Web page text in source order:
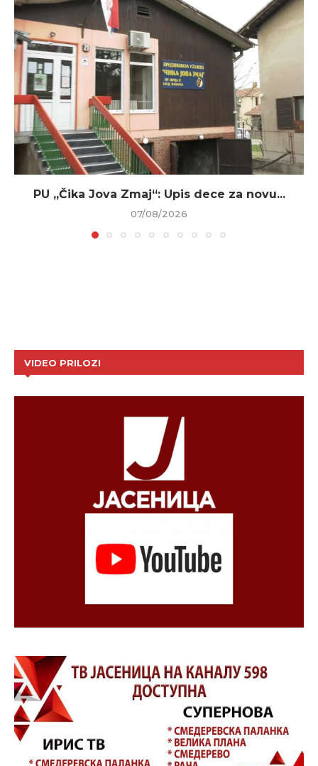
PU „Čika Jova Zmaj“: Upis dece za novu...
07/08/2026
VIDEO PRILOZI